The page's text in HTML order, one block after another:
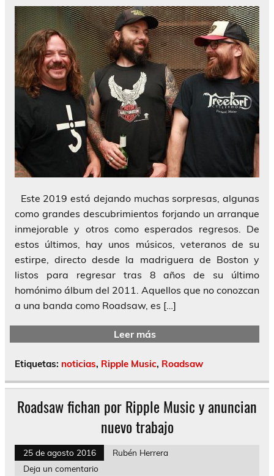
Este 2019 está dejando muchas sorpresas, algunas
como grandes descubrimientos forjando un arranque
inmejorable y otros como esperados regresos. De
estos últimos, hay unos músicos, veteranos de su
estirpe, directo desde la madriguera de Boston y
listos para regresar tras 8 años de su último
homónimo álbum del 2011. Aquellos que no conozcan
a una banda como Roadsaw, es […]
Leer más
Etiquetas: noticias, Ripple Music, Roadsaw
Roadsaw fichan por Ripple Music y anuncian
nuevo trabajo
25 de agosto 2016
Rubén Herrera
Deja un comentario